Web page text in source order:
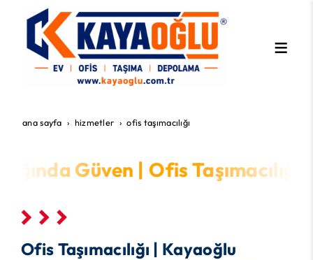
ana sayfa hi̇zmetler ofis taşımacılığı
Güven | Ofis
Ofis Taşımacılığı | Kayaoğlu